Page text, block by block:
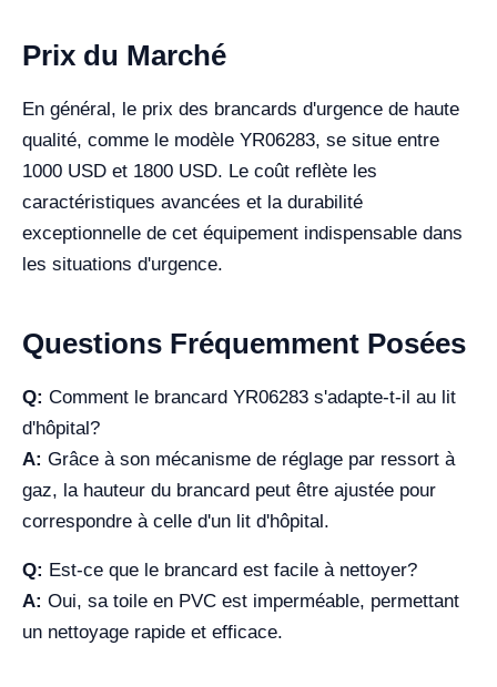
Prix du Marché
En général, le prix des brancards d'urgence de haute
qualité, comme le modèle YR06283, se situe entre
1000 USD et 1800 USD. Le coût reflète les
caractéristiques avancées et la durabilité
exceptionnelle de cet équipement indispensable dans
les situations d'urgence.
Questions Fréquemment Posées
Q: Comment le brancard YR06283 s'adapte-t-il au lit
d'hôpital?
A: Grâce à son mécanisme de réglage par ressort à
gaz, la hauteur du brancard peut être ajustée pour
correspondre à celle d'un lit d'hôpital.
Q: Est-ce que le brancard est facile à nettoyer?
A: Oui, sa toile en PVC est imperméable, permettant
un nettoyage rapide et efficace.